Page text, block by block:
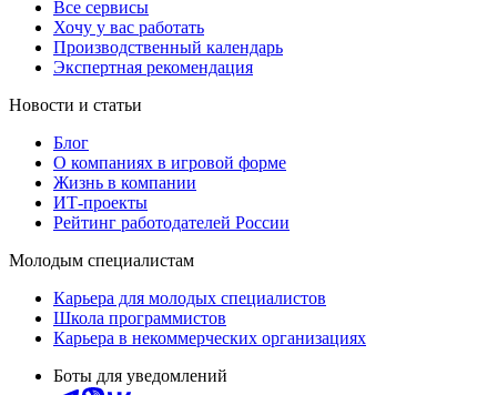
Все сервисы
Хочу у вас работать
Производственный календарь
Экспертная рекомендация
Новости и статьи
Блог
О компаниях в игровой форме
Жизнь в компании
ИТ-проекты
Рейтинг работодателей России
Молодым специалистам
Карьера для молодых специалистов
Школа программистов
Карьера в некоммерческих организациях
Боты для уведомлений